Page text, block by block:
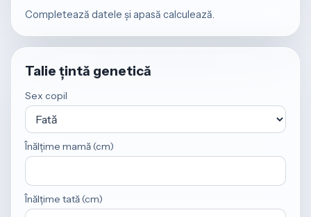
Completează datele și apasă calculează.
Talie țintă genetică
Sex copil
Înălțime mamă (cm)
Înălțime tată (cm)